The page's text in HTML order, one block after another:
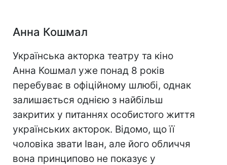
Анна Кошмал
Українська акторка театру та кіно
Анна Кошмал уже понад 8 років
перебуває в офіційному шлюбі, однак
залишається однією з найбільш
закритих у питаннях особистого життя
українських акторок. Відомо, що її
чоловіка звати Іван, але його обличчя
вона принципово не показує у